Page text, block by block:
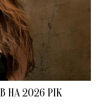
НА 2026 РІК